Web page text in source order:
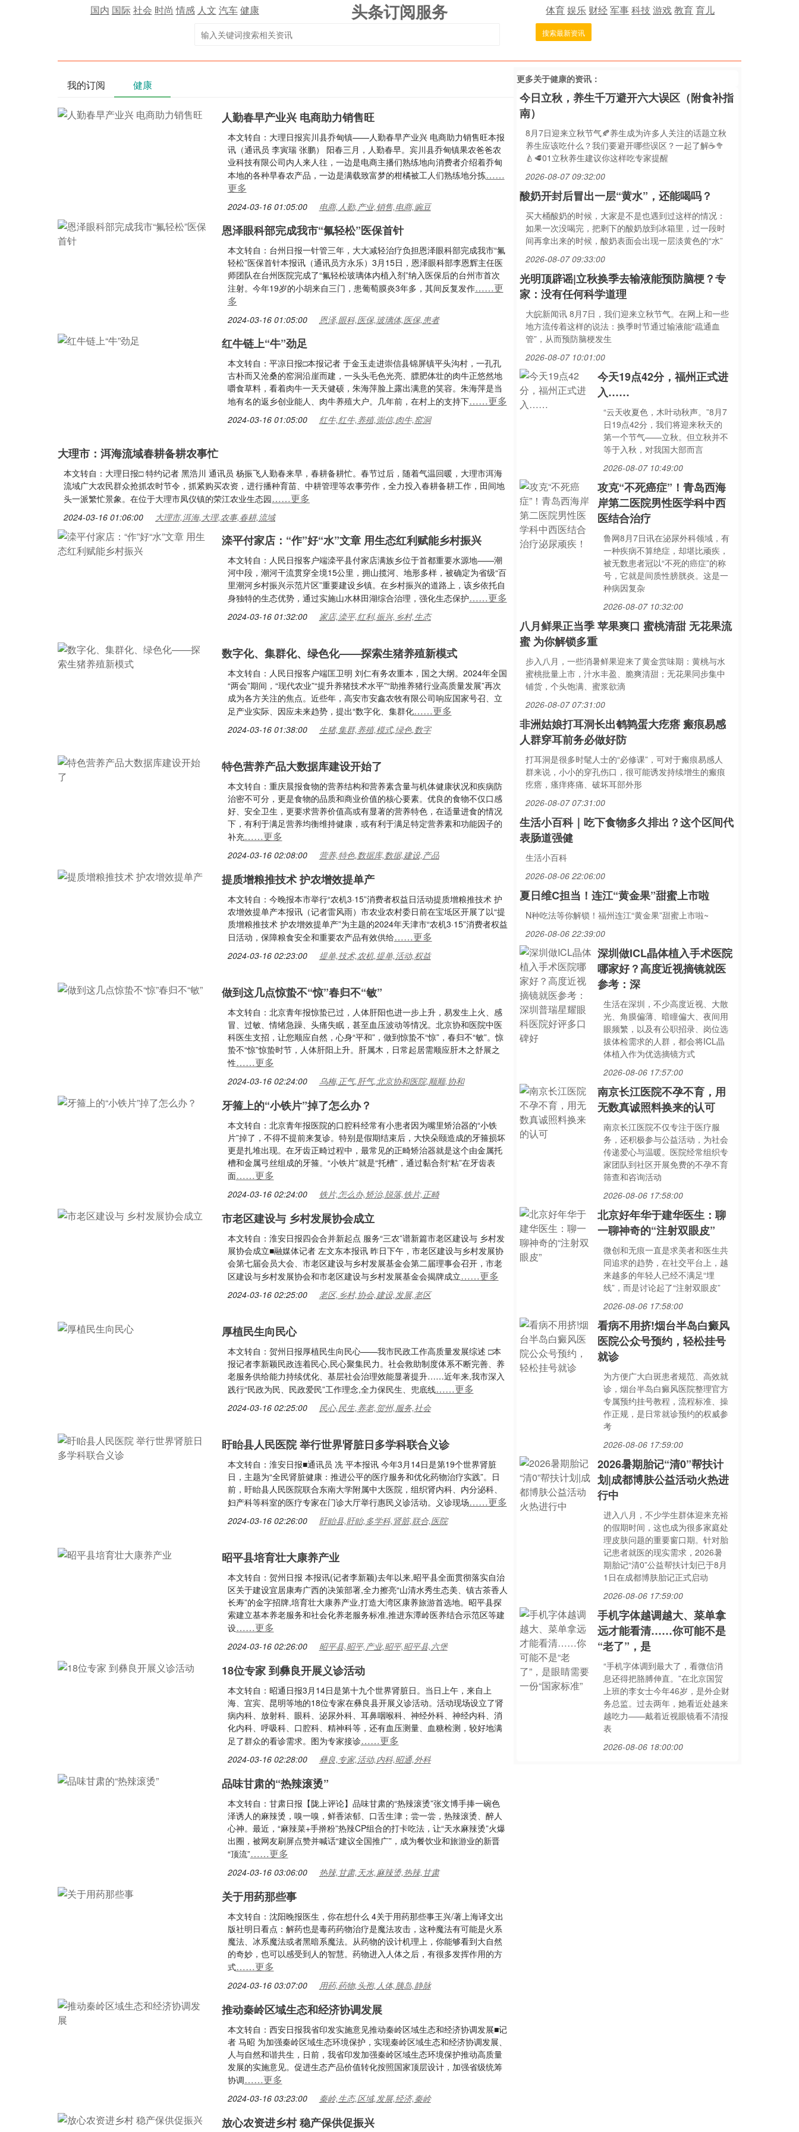
国内 国际社会 时尚 情感 人文 汽车健康 头条订阅服务 体育娱乐 财经军事科技游戏教育育儿
搜索最新资讯
我的订阅 健康
人勤春早产业兴 电商助力销售旺
本文转自：大理日报宾川县乔甸镇——人勤春早产业兴 电商助力销售旺本报
讯（通讯员 李寅瑞 张鹏） 阳春三月，人勤春早。宾川县乔甸镇果农爸爸农
业科技有限公司内人来人往，一边是电商主播们熟练地向消费者介绍着乔甸
本地的各种早春农产品，一边是满载致富梦的柑橘被工人们熟练地分拣……
更多
2024-03-16 01:05:00 电商,人勤,产业,销售,电商,豌豆
恩泽眼科部完成我市“氟轻松”医保首针
本文转自：台州日报一针管三年，大大减轻治疗负担恩泽眼科部完成我市“氟
轻松”医保首针本报讯（通讯员方永乐）3月15日，恩泽眼科部李恩辉主任医
师团队在台州医院完成了“氟轻松玻璃体内植入剂”纳入医保后的台州市首次
注射。今年19岁的小胡来自三门，患葡萄膜炎3年多，其间反复发作……更
多
2024-03-16 01:05:00 恩泽,眼科,医保,玻璃体,医保,患者
红牛链上“牛”劲足
本文转自：平凉日报□本报记者 于金玉走进崇信县锦屏镇平头沟村，一孔孔
古朴而又沧桑的窑洞沿崖而建，一头头毛色光亮、膘肥体壮的肉牛正悠然地
嚼食草料，看着肉牛一天天健硕，朱海萍脸上露出满意的笑容。朱海萍是当
地有名的返乡创业能人、肉牛养殖大户。几年前，在村上的支持下……更多
2024-03-16 01:05:00 红牛,红牛,养殖,崇信,肉牛,窑洞
大理市：洱海流域春耕备耕农事忙
本文转自：大理日报□ 特约记者 黑浩川 通讯员 杨振飞人勤春来早，春耕备耕忙。春节过后，随着气温回暖，大理市洱海
流域广大农民群众抢抓农时节令，抓紧购买农资，进行播种育苗、中耕管理等农事劳作，全力投入春耕备耕工作，田间地
头一派繁忙景象。在位于大理市凤仪镇的荣江农业生态园……更多
2024-03-16 01:06:00 大理市,洱海,大理,农事,春耕,流域
滦平付家店：“作”好“水”文章 用生态红利赋能乡村振兴
本文转自：人民日报客户端滦平县付家店满族乡位于首都重要水源地——潮
河中段，潮河干流贯穿全境15公里，拥山揽河、地形多样，被确定为省级“百
里潮河乡村振兴示范片区”重要建设乡镇。在乡村振兴的道路上，该乡依托自
身独特的生态优势，通过实施山水林田湖综合治理，强化生态保护……更多
2024-03-16 01:32:00 家店,滦平,红利,振兴,乡村,生态
数字化、集群化、绿色化——探索生猪养殖新模式
本文转自：人民日报客户端匡卫明 刘仁有务农重本，国之大纲。2024年全国
“两会”期间，“现代农业”“提升养猪技术水平”“助推养猪行业高质量发展”再次
成为各方关注的焦点。近些年，高安市安鑫农牧有限公司响应国家号召、立
足产业实际、因应未来趋势，提出“数字化、集群化……更多
2024-03-16 01:38:00 生猪,集群,养殖,模式,绿色,数字
特色营养产品大数据库建设开始了
本文转自：重庆晨报食物的营养结构和营养素含量与机体健康状况和疾病防
治密不可分，更是食物的品质和商业价值的核心要素。优良的食物不仅口感
好、安全卫生，更要求营养价值高或有显著的营养特色，在适量进食的情况
下，有利于满足营养均衡维持健康，或有利于满足特定营养素和功能因子的
补充……更多
2024-03-16 02:08:00 营养,特色,数据库,数据,建设,产品
提质增粮推技术 护农增效提单产
本文转自：今晚报本市举行“农机3·15”消费者权益日活动提质增粮推技术 护
农增效提单产本报讯（记者雷风雨）市农业农村委日前在宝坻区开展了以“提
质增粮推技术 护农增效提单产”为主题的2024年天津市“农机3·15”消费者权益
日活动，保障粮食安全和重要农产品有效供给……更多
2024-03-16 02:23:00 提单,技术,农机,提单,活动,权益
做到这几点惊蛰不“惊”春归不“敏”
本文转自：北京青年报惊蛰已过，人体肝阳也进一步上升，易发生上火、感
冒、过敏、情绪急躁、头痛失眠，甚至血压波动等情况。北京协和医院中医
科医生支招，让您顺应自然，心身“平和”，做到惊蛰不“惊”，春归不“敏”。惊
蛰不“惊”惊蛰时节，人体肝阳上升。肝属木，日常起居需顺应肝木之舒展之
性……更多
2024-03-16 02:24:00 乌梅,正气,肝气,北京协和医院,顺顺,协和
牙箍上的“小铁片”掉了怎么办？
本文转自：北京青年报医院的口腔科经常有小患者因为嘴里矫治器的“小铁
片”掉了，不得不提前来复诊。特别是假期结束后，大快朵颐造成的牙箍损坏
更是扎堆出现。在牙齿正畸过程中，最常见的正畸矫治器就是这个由金属托
槽和金属弓丝组成的牙箍。“小铁片”就是“托槽”，通过黏合剂“粘”在牙齿表
面……更多
2024-03-16 02:24:00 铁片,怎么办,矫治,脱落,铁片,正畸
市老区建设与 乡村发展协会成立
本文转自：淮安日报四会合并新起点 服务“三农”谱新篇市老区建设与 乡村发
展协会成立■融媒体记者 左文东本报讯 昨日下午，市老区建设与乡村发展协
会第七届会员大会、市老区建设与乡村发展基金会第二届理事会召开，市老
区建设与乡村发展协会和市老区建设与乡村发展基金会揭牌成立……更多
2024-03-16 02:25:00 老区,乡村,协会,建设,发展,老区
厚植民生向民心
本文转自：贺州日报厚植民生向民心——我市民政工作高质量发展综述 □本
报记者李新颖民政连着民心,民心聚集民力。社会救助制度体系不断完善、养
老服务供给能力持续优化、基层社会治理效能显著提升……近年来,我市深入
践行“民政为民、民政爱民”工作理念,全力保民生、兜底线……更多
2024-03-16 02:25:00 民心,民生,养老,贺州,服务,社会
盱眙县人民医院 举行世界肾脏日多学科联合义诊
本文转自：淮安日报■通讯员 冼 平本报讯 今年3月14日是第19个世界肾脏
日，主题为“全民肾脏健康：推进公平的医疗服务和优化药物治疗实践”。日
前，盱眙县人民医院联合东南大学附属中大医院，组织肾内科、内分泌科、
妇产科等科室的医疗专家在门诊大厅举行惠民义诊活动。义诊现场……更多
2024-03-16 02:26:00 盱眙县,盱眙,多学科,肾脏,联合,医院
昭平县培育壮大康养产业
本文转自：贺州日报 本报讯(记者李新颖)去年以来,昭平县全面贯彻落实自治
区关于建设宜居康寿广西的决策部署,全力擦亮“山清水秀生态美、镇古茶香人
长寿”的金字招牌,培育壮大康养产业,打造大湾区康养旅游首选地。昭平县探
索建立基本养老服务和社会化养老服务标准,推进东潭岭医养结合示范区等建
设……更多
2024-03-16 02:26:00 昭平县,昭平,产业,昭平,昭平县,六堡
18位专家 到彝良开展义诊活动
本文转自：昭通日报3月14日是第十九个世界肾脏日。当日上午，来自上
海、宜宾、昆明等地的18位专家在彝良县开展义诊活动。活动现场设立了肾
病内科、放射科、眼科、泌尿外科、耳鼻咽喉科、神经外科、神经内科、消
化内科、呼吸科、口腔科、精神科等，还有血压测量、血糖检测，较好地满
足了群众的看诊需求。图为专家接诊……更多
2024-03-16 02:28:00 彝良,专家,活动,内科,昭通,外科
品味甘肃的“热辣滚烫”
本文转自：甘肃日报【陇上评论】品味甘肃的“热辣滚烫”张文博手捧一碗色
泽诱人的麻辣烫，嗅一嗅，鲜香浓郁、口舌生津；尝一尝，热辣滚烫、醉人
心神。最近，“麻辣菜+手擀粉”热辣CP组合的打卡吃法，让“天水麻辣烫”火爆
出圈，被网友刷屏点赞并喊话“建议全国推广”，成为餐饮业和旅游业的新晋
“顶流”……更多
2024-03-16 03:06:00 热辣,甘肃,天水,麻辣烫,热辣,甘肃
关于用药那些事
本文转自：沈阳晚报医生，你在想什么 4关于用药那些事王兴/著上海译文出
版社明日看点：解药也是毒药药物治疗是魔法攻击，这种魔法有可能是火系
魔法、冰系魔法或者黑暗系魔法。从药物的设计机理上，你能够看到大自然
的奇妙，也可以感受到人的智慧。药物进入人体之后，有很多发挥作用的方
式……更多
2024-03-16 03:07:00 用药,药物,头孢,人体,胰岛,静脉
推动秦岭区域生态和经济协调发展
本文转自：西安日报我省印发实施意见推动秦岭区域生态和经济协调发展■记
者 马昭 为加强秦岭区域生态环境保护，实现秦岭区域生态和经济协调发展、
人与自然和谐共生，日前，我省印发加强秦岭区域生态环境保护推动高质量
发展的实施意见。促进生态产品价值转化按照国家顶层设计，加强省级统筹
协调……更多
2024-03-16 03:23:00 秦岭,生态,区域,发展,经济,秦岭
放心农资进乡村 稳产保供促振兴
更多关于健康的资讯：
今日立秋，养生千万避开六大误区（附食补指
南）
8月7日迎来立秋节气🍂养生成为许多人关注的话题立秋
养生应该吃什么？我们要避开哪些误区？一起了解☕️🥦
🍐🥩01立秋养生建议你这样吃专家提醒
2026-08-07 09:32:00
酸奶开封后冒出一层“黄水”，还能喝吗？
买大桶酸奶的时候，大家是不是也遇到过这样的情况：
如果一次没喝完，把剩下的酸奶放到冰箱里，过一段时
间再拿出来的时候，酸奶表面会出现一层淡黄色的“水”
2026-08-07 09:33:00
光明顶辟谣|立秋换季去输液能预防脑梗？专
家：没有任何科学道理
大皖新闻讯 8月7日，我们迎来立秋节气。在网上和一些
地方流传着这样的说法：换季时节通过输液能“疏通血
管”，从而预防脑梗发生
2026-08-07 10:01:00
今天19点42分，福州正式进
入……
“云天收夏色，木叶动秋声。”8月7
日19点42分，我们将迎来秋天的
第一个节气——立秋。但立秋并不
等于入秋，对我国大部而言
2026-08-07 10:49:00
攻克“不死癌症”！青岛西海
岸第二医院男性医学科中西
医结合治疗
鲁网8月7日讯在泌尿外科领域，有
一种疾病不算绝症，却堪比顽疾，
被无数患者冠以“不死的癌症”的称
号，它就是间质性膀胱炎。这是一
种病因复杂
2026-08-07 10:32:00
八月鲜果正当季 苹果爽口 蜜桃清甜 无花果流
蜜 为你解锁多重
步入八月，一些消暑鲜果迎来了黄金赏味期：黄桃与水
蜜桃批量上市，汁水丰盈、脆爽清甜；无花果同步集中
铺货，个头饱满、蜜浆欲滴
2026-08-07 07:31:00
非洲姑娘打耳洞长出鹌鹑蛋大疙瘩 瘢痕易感
人群穿耳前务必做好防
打耳洞是很多时髦人士的“必修课”，可对于瘢痕易感人
群来说，小小的穿孔伤口，很可能诱发持续增生的瘢痕
疙瘩，瘙痒疼痛、破坏耳部外形
2026-08-07 07:31:00
生活小百科｜吃下食物多久排出？这个区间代
表肠道强健
生活小百科
2026-08-06 22:06:00
夏日维C担当！连江“黄金果”甜蜜上市啦
N种吃法等你解锁！福州连江“黄金果”甜蜜上市啦~
2026-08-06 22:39:00
深圳做ICL晶体植入手术医院
哪家好？高度近视摘镜就医
参考：深
生活在深圳，不少高度近视、大散
光、角膜偏薄、暗瞳偏大、夜间用
眼频繁，以及有公职招录、岗位选
拔体检需求的人群，都会将ICL晶
体植入作为优选摘镜方式
2026-08-06 17:57:00
南京长江医院不孕不育，用
无数真诚照料换来的认可
南京长江医院不仅专注于医疗服
务，还积极参与公益活动，为社会
传递爱心与温暖。医院经常组织专
家团队到社区开展免费的不孕不育
筛查和咨询活动
2026-08-06 17:58:00
北京好年华于建华医生：聊
一聊神奇的“注射双眼皮”
微创和无痕一直是求美者和医生共
同追求的趋势，在社交平台上，越
来越多的年轻人已经不满足“埋
线”，而是讨论起了“注射双眼皮”
2026-08-06 17:58:00
看病不用挤!烟台半岛白癜风
医院公众号预约，轻松挂号
就诊
为方便广大白斑患者规范、高效就
诊，烟台半岛白癜风医院整理官方
专属预约挂号教程，流程标准、操
作正规，是日常就诊预约的权威参
考
2026-08-06 17:59:00
2026暑期胎记“清0”帮扶计
划|成都博肤公益活动火热进
行中
进入八月，不少学生群体迎来充裕
的假期时间，这也成为很多家庭处
理皮肤问题的重要窗口期。针对胎
记患者就医的现实需求，2026暑
期胎记“清0”公益帮扶计划已于8月
1日在成都博肤胎记正式启动
2026-08-06 17:59:00
手机字体越调越大、菜单拿
远才能看清……你可能不是
“老了”，是
“手机字体调到最大了，看微信消
息还得把胳膊伸直。”在北京国贸
上班的李女士今年46岁，是外企财
务总监。过去两年，她看近处越来
越吃力——戴着近视眼镜看不清报
表
2026-08-06 18:00:00